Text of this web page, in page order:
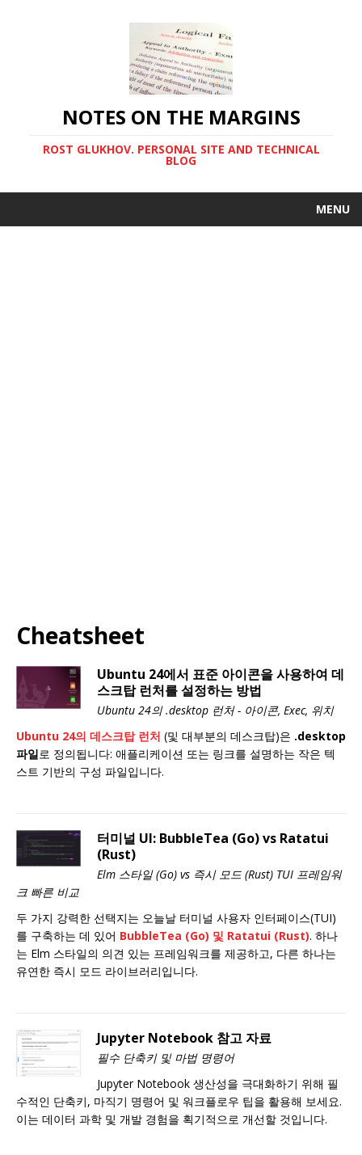
NOTES ON THE MARGINS
ROST GLUKHOV. PERSONAL SITE AND TECHNICAL
BLOG
MENU
Cheatsheet
Ubuntu 24에서 표준 아이콘을 사용하여 데
스크탑 런처를 설정하는 방법
Ubuntu 24의 .desktop 런처 - 아이콘, Exec, 위치
Ubuntu 24의 데스크탑 런처 (및 대부분의 데스크탑)은 .desktop
파일로 정의됩니다: 애플리케이션 또는 링크를 설명하는 작은 텍
스트 기반의 구성 파일입니다.
터미널 UI: BubbleTea (Go) vs Ratatui
(Rust)
Elm 스타일 (Go) vs 즉시 모드 (Rust) TUI 프레임워
크 빠른 비교
두 가지 강력한 선택지는 오늘날 터미널 사용자 인터페이스(TUI)
를 구축하는 데 있어 BubbleTea (Go) 및 Ratatui (Rust). 하나
는 Elm 스타일의 의견 있는 프레임워크를 제공하고, 다른 하나는
유연한 즉시 모드 라이브러리입니다.
Jupyter Notebook 참고 자료
필수 단축키 및 마법 명령어
Jupyter Notebook 생산성을 극대화하기 위해 필
수적인 단축키, 마직기 명령어 및 워크플로우 팁을 활용해 보세요.
이는 데이터 과학 및 개발 경험을 획기적으로 개선할 것입니다.